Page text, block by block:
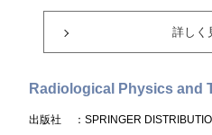
詳しく
Radiological Physics and
出版社 ：SPRINGER